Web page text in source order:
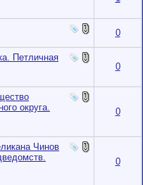
0
Петличная
0
округа.
0
Чинов
0